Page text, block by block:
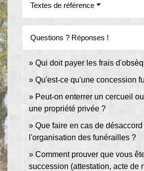
Textes de référence
Questions ? Réponses !
Qui doit payer les frais
Qu'est-ce qu'une concession
Peut-on enterrer un cercueil
une propriété privée ?
Que faire en cas de désaccord
l'organisation des funérailles ?
Comment prouver que vous
succession (attestation, acte de